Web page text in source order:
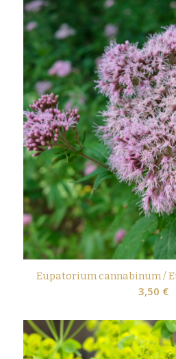
Eupatorium cannabinum /
3,50 €